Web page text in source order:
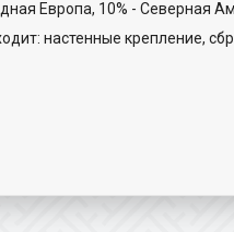
Европа, 10% - Северная
настенные крепление,